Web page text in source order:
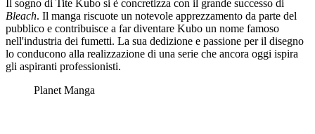
Il sogno di Tite Kubo si è concretizza con il grande successo di
Bleach. Il manga riscuote un notevole apprezzamento da parte del
pubblico e contribuisce a far diventare Kubo un nome famoso
nell'industria dei fumetti. La sua dedizione e passione per il disegno
lo conducono alla realizzazione di una serie che ancora oggi ispira
gli aspiranti professionisti.
Planet Manga